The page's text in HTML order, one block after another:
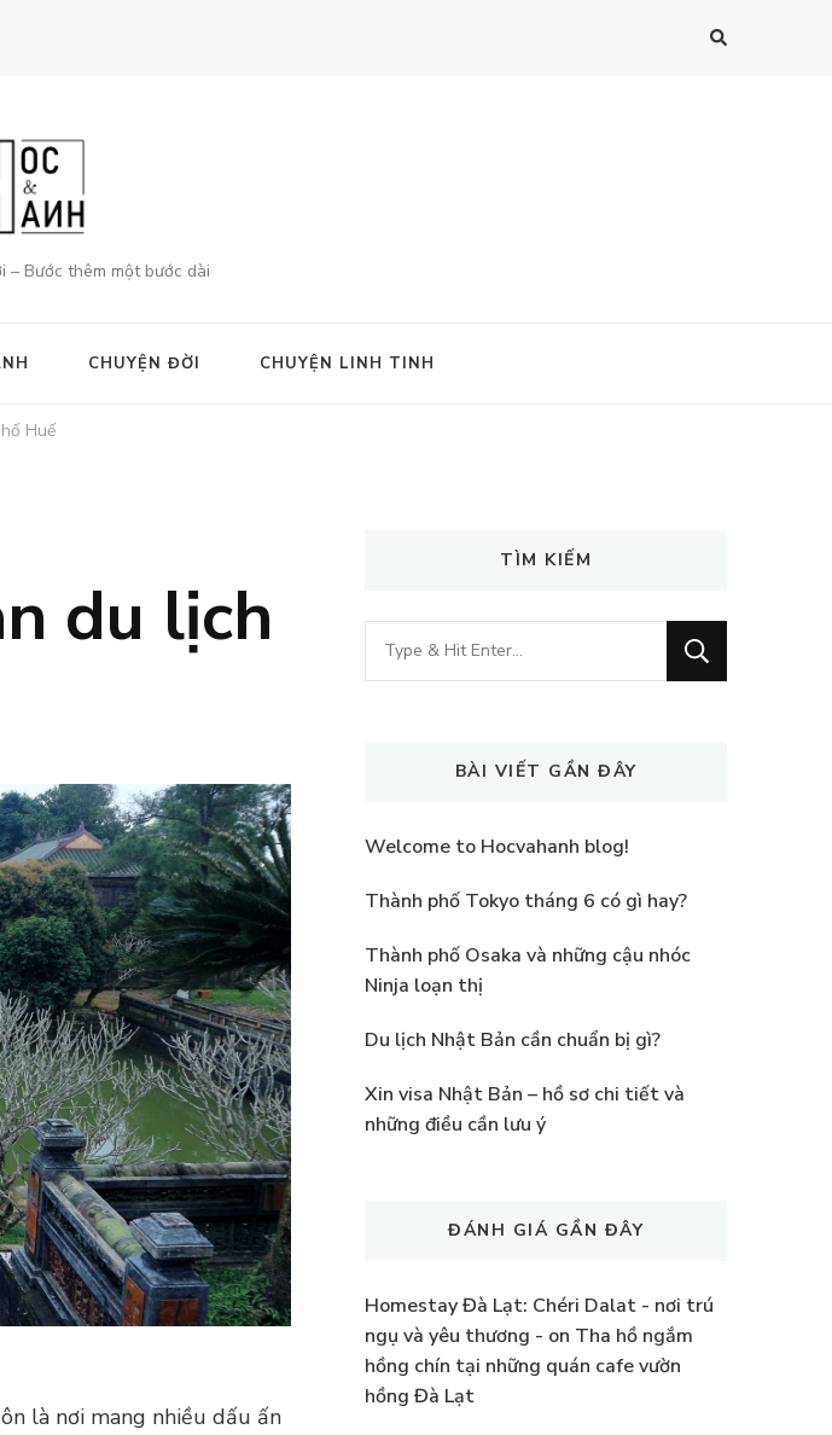
– Bước thêm một bước dài
CHUYỆN ĐỜI CHUYỆN LINH TINH
Huế
du lịch
là nơi mang nhiều dấu ấn
TÌM KIẾM
Looking
for
BÀI VIẾT GẦN ĐÂY
Welcome to Hocvahanh blog!
Thành phố Tokyo tháng 6 có gì hay?
Thành phố Osaka và những cậu nhóc
Ninja loạn thị
Du lịch Nhật Bản cần chuẩn bị gì?
Xin visa Nhật Bản – hồ sơ chi tiết và
những điều cần lưu ý
ĐÁNH GIÁ GẦN ĐÂY
Homestay Đà Lạt: Chéri Dalat - nơi trú
ngụ và yêu thương - on Tha hồ ngắm
hồng chín tại những quán cafe vườn
hồng Đà Lạt